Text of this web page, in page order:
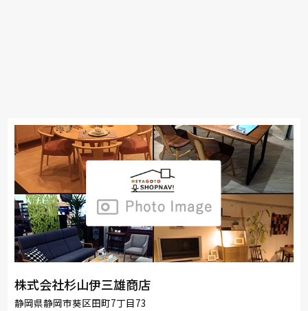
株式会社杉山伊三雄商店
静岡県静岡市葵区田町7丁目73